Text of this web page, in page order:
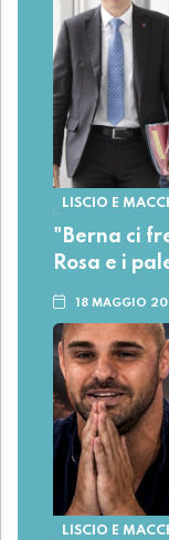
LISCIO E
"Berna ci
Rosa e i
18 MAGGIO
LISCIO E